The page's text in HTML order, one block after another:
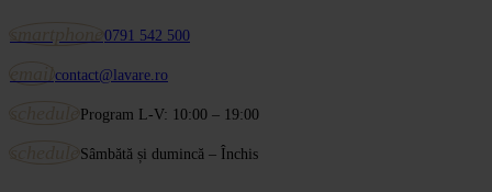
0791 542 500
contact@lavare.ro
Program L-V: 10:00 – 19:00
Sâmbătă și dumincă – Închis